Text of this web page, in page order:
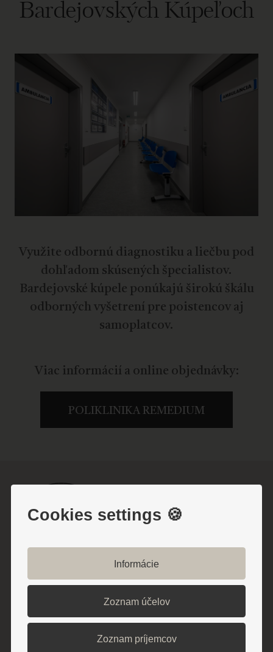
Bardejovských Kúpeľoch
Využite odbornú diagnostiku a liečbu pod
dohľadom skúsených špecialistov.
Bardejovské kúpele ponúkajú širokú škálu
odborných vyšetrení pre poistencov aj
samoplatcov.
Viac informácií a online objednávky:
POLIKLINIKA REMEDIUM
Nenechajte si ujsť aktuality a zľavy
Cookies settings 🍪
Informácie
Zoznam účelov
Zoznam príjemcov